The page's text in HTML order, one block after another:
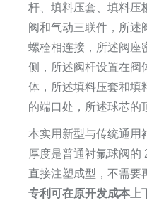
杆、填料压套、填料压
阀和气动三联件，所述
螺栓相连接，所述阀座
侧，所述阀杆设置在阀
体，所述填料压套和填
的端口处，所述球芯的
本实用新型与传统通用
厚度是普通衬氟球阀的
直接注塑成型，不需要
专利可在原开发成本上